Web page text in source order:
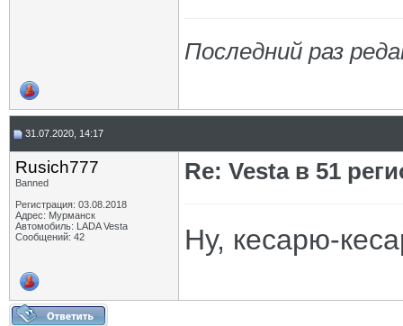
Последний раз
31.07.2020, 14:17
Rusich777
Banned
Регистрация: 03.08.2018
Адрес: Мурманск
Автомобиль: LADA Vesta
Сообщений: 42
Re: Vesta в 51
Ну, кесарю-